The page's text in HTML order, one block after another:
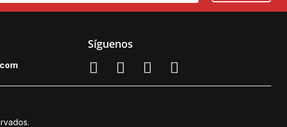
com
Síguenos